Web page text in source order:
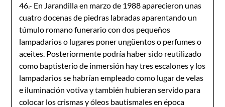
46.- En Jarandilla en marzo de 1988 aparecieron unas
cuatro docenas de piedras labradas aparentando un
túmulo romano funerario con dos pequeños
lampadarios o lugares poner ungüentos o perfumes o
aceites. Pos­teriormente podría haber sido reutilizado
como baptisterio de inmersión hay tres escalones y los
lampadarios se habrían empleado como lugar de velas
e iluminación votiva y también hubieran servido para
colocar los crismas y óleos bautismales en época